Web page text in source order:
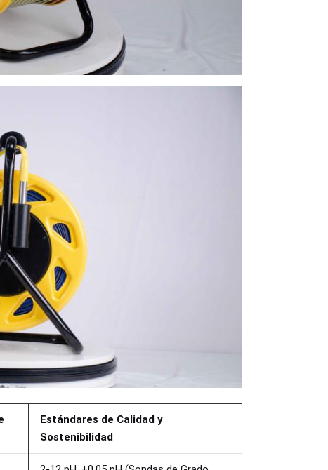
Estándares de Calidad y
Sostenibilidad